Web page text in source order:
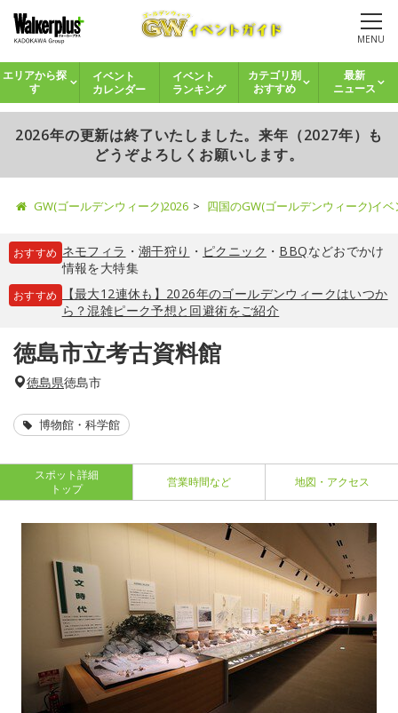
MENU
エリアから探
す
イベント
カレンダー
イベント
ランキング
カテゴリ別
おすすめ
最新
ニュース
2026年の更新は終了いたしました。来年（2027年）も
どうぞよろしくお願いします。
GW(ゴールデンウィーク)2026 四国のGW(ゴールデンウィーク)イ
おすすめ ネモフィラ ・ 潮干狩り ・ ピクニック ・ BBQなどおでかけ
情報を大特集
おすすめ
【最大12連休も】2026年のゴールデンウィークはいつか
ら？混雑ピーク予想と回避術をご紹介
徳島市立考古資料館
徳島県徳島市
博物館・科学館
スポット詳細
トップ
営業時間など 地図・アクセス